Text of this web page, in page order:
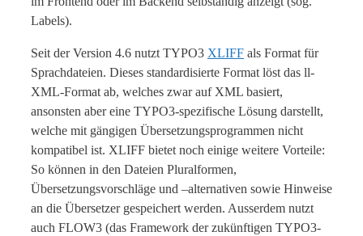
Labels).
Seit der Version 4.6 nutzt TYPO3 XLIFF als Format für
Sprachdateien. Dieses standardisierte Format löst das ll-
XML-Format ab, welches zwar auf XML basiert,
ansonsten aber eine TYPO3-spezifische Lösung darstellt,
welche mit gängigen Übersetzungsprogrammen nicht
kompatibel ist. XLIFF bietet noch einige weitere Vorteile:
So können in den Dateien Pluralformen,
Übersetzungsvorschläge und –alternativen sowie Hinweise
an die Übersetzer gespeichert werden. Ausserdem nutzt
auch FLOW3 (das Framework der zukünftigen TYPO3-